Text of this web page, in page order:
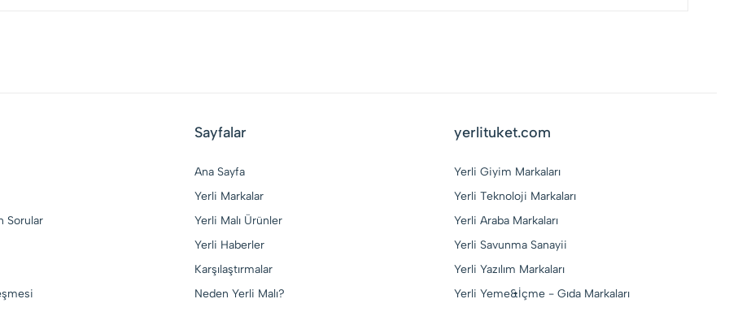
Sorular
Sayfalar
Ana Sayfa
Yerli Markalar
Yerli Malı Ürünler
Yerli Haberler
Karşılaştırmalar
Neden Yerli Malı?
yerlituket.com
Yerli Giyim Markaları
Yerli Teknoloji Markaları
Yerli Araba Markaları
Yerli Savunma Sanayii
Yerli Yazılım Markaları
Yerli Yeme&İçme - Gıda Markaları